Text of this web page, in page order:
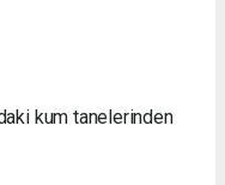
kum tanelerinden